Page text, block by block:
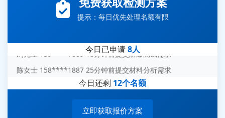
提示：每日优先处理名额有限
今日已申请8人
王经理 186****9012 7分钟前提交并网/涉网试验需求
刘先生 139****7889 18分钟前提交防爆测试需求
杨经理 187****6696 30分钟前提交无人机测试需求
今日还剩 12个名额
立即获取报价方案